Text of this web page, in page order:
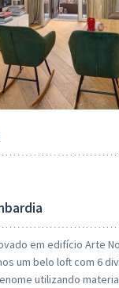
em edifício Arte
um belo loft com 6
utilizando